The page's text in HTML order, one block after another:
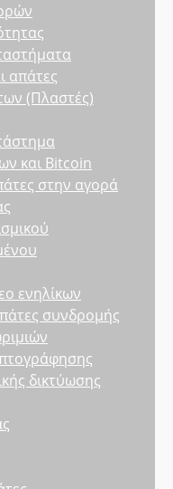
απάτες
(Πλαστές)
και Bitcoin
στην αγορά
ενηλίκων
συνδρομής
δικτύωσης